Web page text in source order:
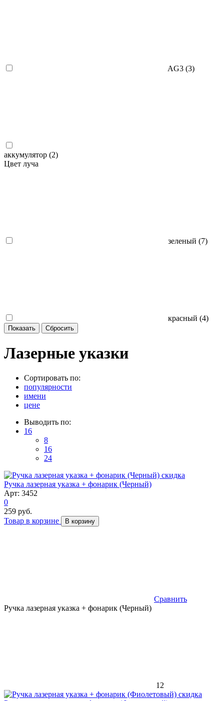
AG3 (3)
аккумулятор (2)
Цвет луча
зеленый (7)
красный (4)
Лазерные указки
Сортировать по:
популярности
имени
цене
Выводить по:
16
8
16
24
скидка
Ручка лазерная указка + фонарик (Черный)
Арт: 3452
0
259 руб.
Товар в корзине
В корзину
Сравнить
Ручка лазерная указка + фонарик (Черный)
12
скидка